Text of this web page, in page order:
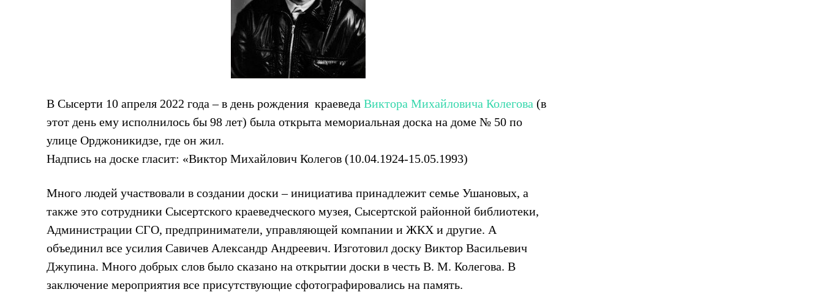
В Сысерти 10 апреля 2022 года – в день рождения краеведа Виктора Михайловича Колегова (в
этот день ему исполнилось бы 98 лет) была открыта мемориальная доска на доме № 50 по
улице Орджоникидзе, где он жил.
Надпись на доске гласит: «Виктор Михайлович Колегов (10.04.1924-15.05.1993)
Много людей участвовали в создании доски – инициатива принадлежит семье Ушановых, а
также это сотрудники Сысертского краеведческого музея, Сысертской районной библиотеки,
Администрации СГО, предприниматели, управляющей компании и ЖКХ и другие. А
объединил все усилия Савичев Александр Андреевич. Изготовил доску Виктор Васильевич
Джупина. Много добрых слов было сказано на открытии доски в честь В. М. Колегова. В
заключение мероприятия все присутствующие сфотографировались на память.